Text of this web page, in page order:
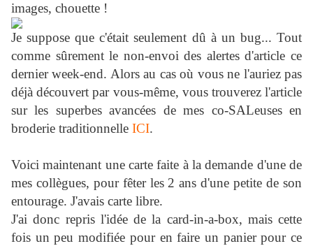
images, chouette !
Je suppose que c'était seulement dû à un bug... Tout
comme sûrement le non-envoi des alertes d'article ce
dernier week-end. Alors au cas où vous ne l'auriez pas
déjà découvert par vous-même, vous trouverez l'article
sur les superbes avancées de mes co-SALeuses en
broderie traditionnelle ICI.
Voici maintenant une carte faite à la demande d'une de
mes collègues, pour fêter les 2 ans d'une petite de son
entourage. J'avais carte libre.
J'ai donc repris l'idée de la card-in-a-box, mais cette
fois un peu modifiée pour en faire un panier pour ce